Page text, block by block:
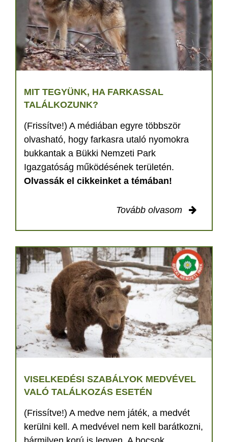
MIT TEGYÜNK, HA FARKASSAL
TALÁLKOZUNK?
(Frissítve!) A médiában egyre többször
olvasható, hogy farkasra utaló nyomokra
bukkantak a Bükki Nemzeti Park
Igazgatóság működésének területén.
Olvassák el cikkeinket a témában!
Tovább olvasom
VISELKEDÉSI SZABÁLYOK MEDVÉVEL
VALÓ TALÁLKOZÁS ESETÉN
(Frissítve!) A medve nem játék, a medvét
kerülni kell. A medvével nem kell barátkozni,